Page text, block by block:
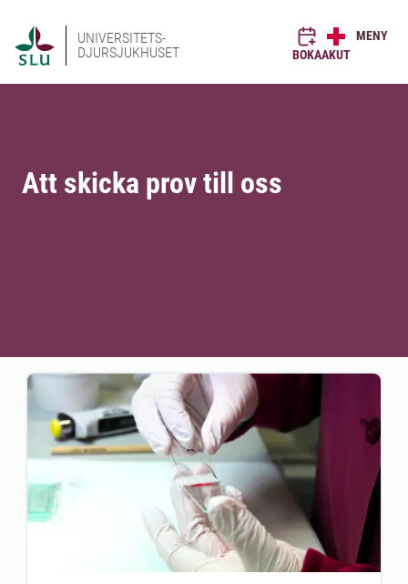
UNIVERSITETS-
DJURSJUKHUSET
BOKAAKUT
MENY
Att skicka prov till oss